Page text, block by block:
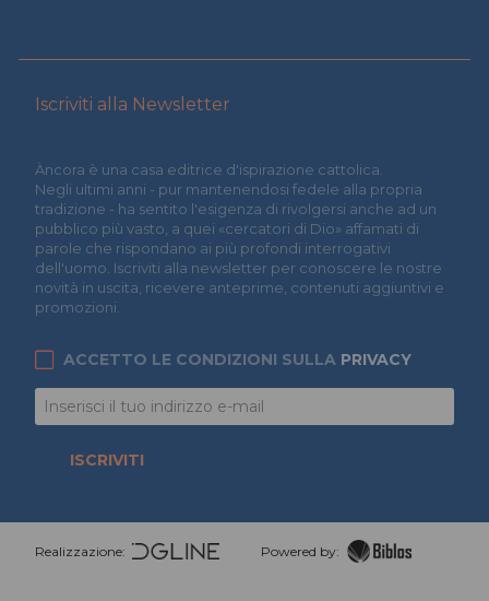
Iscriviti alla Newsletter
Àncora è una casa editrice d'ispirazione cattolica.
Negli ultimi anni - pur mantenendosi fedele alla propria
tradizione - ha sentito l'esigenza di rivolgersi anche ad un
pubblico più vasto, a quei «cercatori di Dio» affamati di
parole che rispondano ai più profondi interrogativi
dell'uomo. Iscriviti alla newsletter per conoscere le nostre
novità in uscita, ricevere anteprime, contenuti aggiuntivi e
promozioni.
ACCETTO LE CONDIZIONI SULLA PRIVACY
ISCRIVITI
Realizzazione: Powered by: